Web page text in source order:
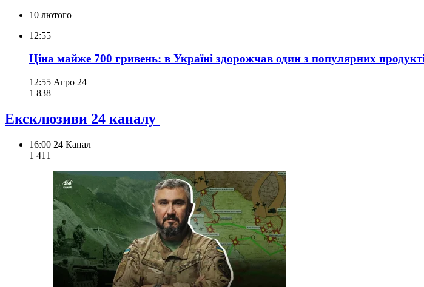
10 лютого
12:55
Ціна майже 700 гривень: в Україні здорожчав один з популярних
12:55 Агро 24
1 838
Ексклюзиви 24 каналу
16:00 24 Канал
1 411